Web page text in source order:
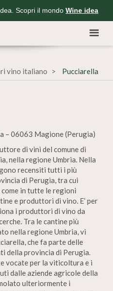
Scopri il mondo Wine idea
vino italiano Pucciarella
– 06063 Magione (Perugia)
di vini del comune di
nella regione Umbria. Nella
recensiti tutti i più
di Perugia, tra cui
come in tutte le regioni
e produttori di vino. E’ per
i produttori di vino da
Tra le cantine più
nella regione Umbria, vi
che fa parte delle
della provincia di Perugia.
vocate per la viticoltura e i
dalle aziende agricole della
ulteriormente i